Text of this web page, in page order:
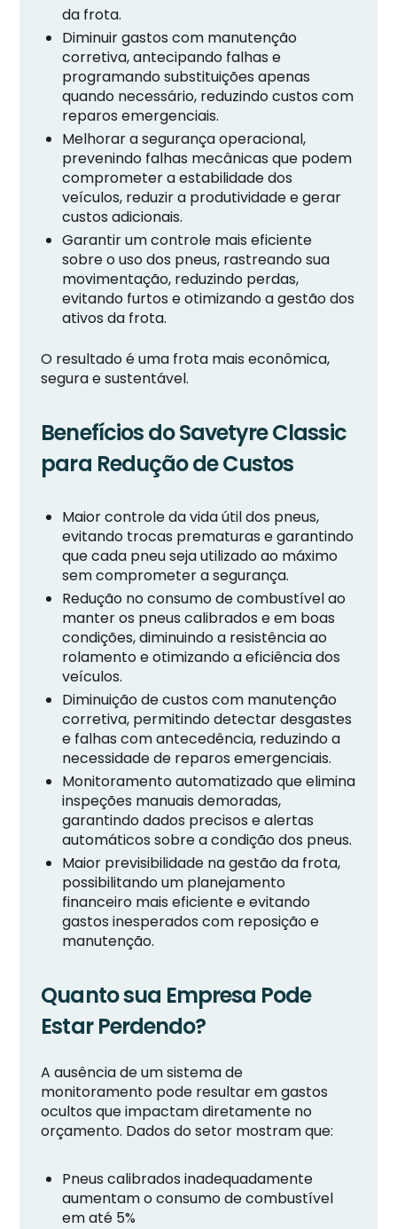
da frota.
Diminuir gastos com manutenção
corretiva, antecipando falhas e
programando substituições apenas
quando necessário, reduzindo custos com
reparos emergenciais.
Melhorar a segurança operacional,
prevenindo falhas mecânicas que podem
comprometer a estabilidade dos
veículos, reduzir a produtividade e gerar
custos adicionais.
Garantir um controle mais eficiente
sobre o uso dos pneus, rastreando sua
movimentação, reduzindo perdas,
evitando furtos e otimizando a gestão dos
ativos da frota.
O resultado é uma frota mais econômica,
segura e sustentável.
Benefícios do Savetyre Classic
para Redução de Custos
Maior controle da vida útil dos pneus,
evitando trocas prematuras e garantindo
que cada pneu seja utilizado ao máximo
sem comprometer a segurança.
Redução no consumo de combustível ao
manter os pneus calibrados e em boas
condições, diminuindo a resistência ao
rolamento e otimizando a eficiência dos
veículos.
Diminuição de custos com manutenção
corretiva, permitindo detectar desgastes
e falhas com antecedência, reduzindo a
necessidade de reparos emergenciais.
Monitoramento automatizado que elimina
inspeções manuais demoradas,
garantindo dados precisos e alertas
automáticos sobre a condição dos pneus.
Maior previsibilidade na gestão da frota,
possibilitando um planejamento
financeiro mais eficiente e evitando
gastos inesperados com reposição e
manutenção.
Quanto sua Empresa Pode
Estar Perdendo?
A ausência de um sistema de
monitoramento pode resultar em gastos
ocultos que impactam diretamente no
orçamento. Dados do setor mostram que:
Pneus calibrados inadequadamente
aumentam o consumo de combustível
em até 5%